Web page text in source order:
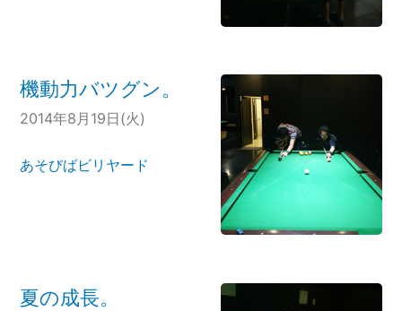
機動力バツグン。
2014年8月19日(火)
あそびばビリヤード
夏の成長。